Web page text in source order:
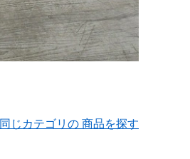
同じカテゴリの 商品を探す